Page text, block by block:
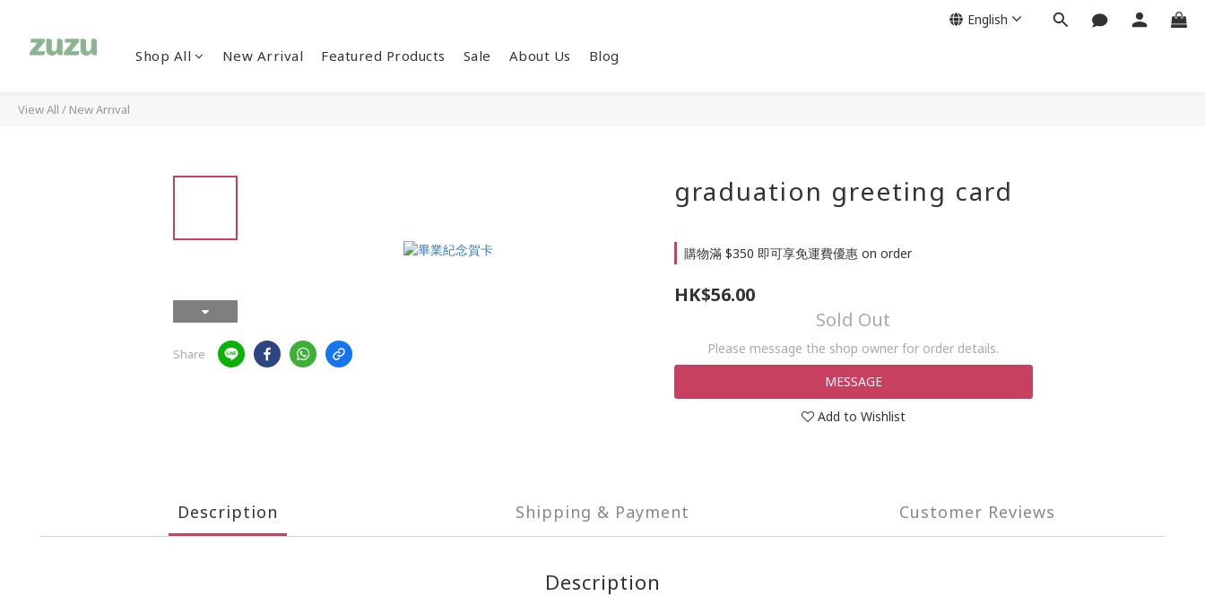
Shop All New Arrival Featured Products Sale About Us Blog
English
View All / New Arrival
Share
graduation greeting card
購物滿 $350 即可享免運費優惠 on order
HK$56.00
Sold Out
Please message the shop owner for order details.
MESSAGE
Add to Wishlist
Description Shipping & Payment Customer Reviews
Description